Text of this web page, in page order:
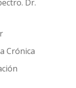
Dr.
Crónica